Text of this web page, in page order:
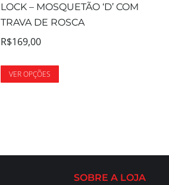
LOCK – MOSQUETÃO ‘D’ COM
TRAVA DE ROSCA
R$169,00
VER OPÇÕES
SOBRE A LOJA